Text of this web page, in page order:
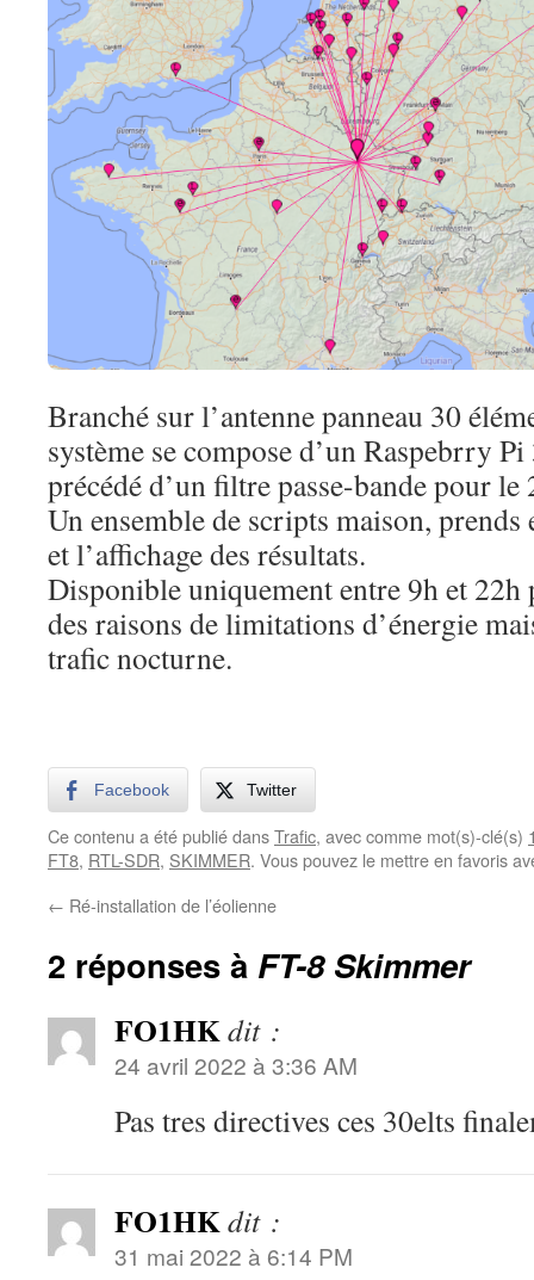
Branché sur l’antenne panneau 30
système se compose d’un Raspebrry
précédé d’un filtre passe-bande pour le
Un ensemble de scripts maison, prends
et l’affichage des résultats.
Disponible uniquement entre 9h et
des raisons de limitations d’énergie
trafic nocturne.
Facebook Twitter
Ce contenu a été publié dansTrafic, avec comme mot(s)-clé(s)
FT8, RTL-SDR, SKIMMER. Vous pouvez le mettre en favoris
← Ré-installation de l’éolienne
2 réponses à FT-8 Skimmer
FO1HKdit :
24 avril 2022 à 3:36 AM
Pas tres directives ces 30elts
FO1HKdit :
31 mai 2022 à 6:14 PM